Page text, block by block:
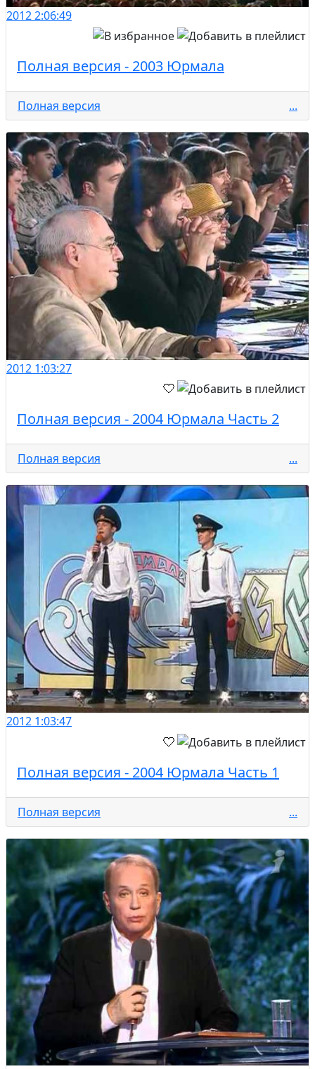
20122:06:49
Полная версия - 2003 Юрмала
Полная версия ...
2012 1:03:27
Полная версия - 2004 Юрмала Часть 2
Полная версия ...
2012 1:03:47
Полная версия - 2004 Юрмала Часть 1
Полная версия ...